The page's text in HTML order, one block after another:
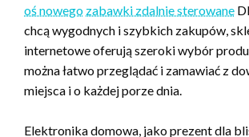
oś nowego zabawki zdalnie sterowane
chcą wygodnych i szybkich zakupów,
internetowe oferują szeroki wybór
można łatwo przeglądać i zamawiać z
miejsca i o każdej porze dnia.
Elektronika domowa, jako prezent dla